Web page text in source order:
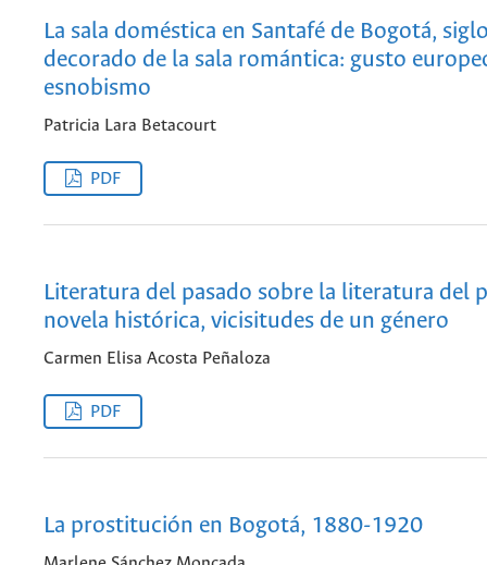
La sala doméstica en Santafé de Bogotá,
decorado de la sala romántica: gusto
esnobismo
Patricia Lara Betacourt
PDF
Literatura del pasado sobre la literatura del
novela histórica, vicisitudes de un género
Carmen Elisa Acosta Peñaloza
PDF
La prostitución en Bogotá, 1880-1920